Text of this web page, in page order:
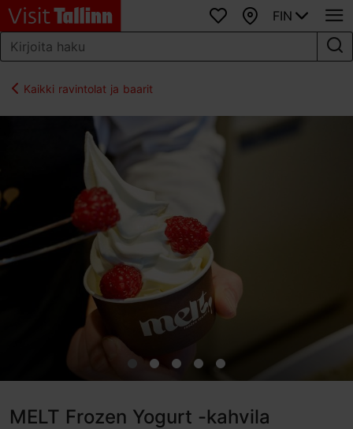
SuosikitKartta
FIN
Kaikki ravintolat ja baarit
MELT Frozen Yogurt -kahvila